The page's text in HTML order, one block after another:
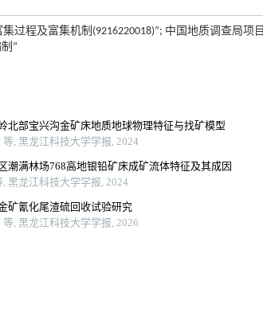
过程及富集机制(9216220018)”; 中国地质调查局项
”